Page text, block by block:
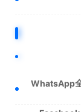
WhatsApp